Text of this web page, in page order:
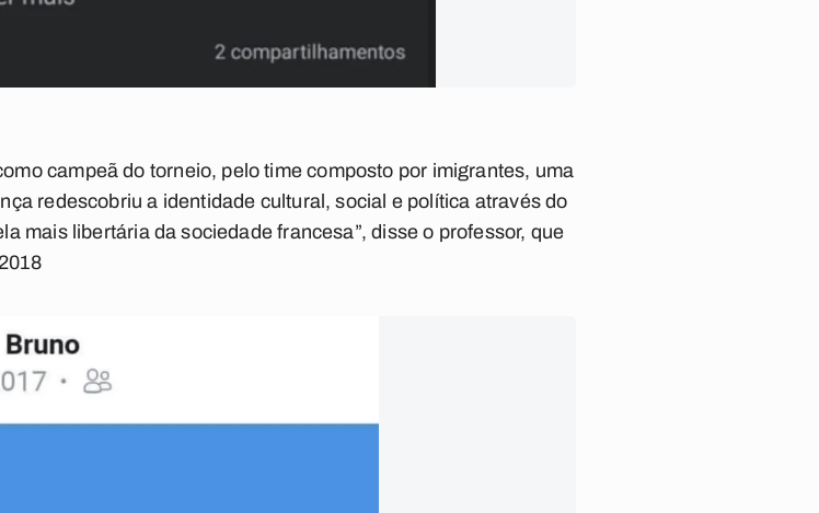
campeã do torneio, pelo time composto por imigrantes, uma
redescobriu a identidade cultural, social e política através do
mais libertária da sociedade francesa”, disse o professor, que